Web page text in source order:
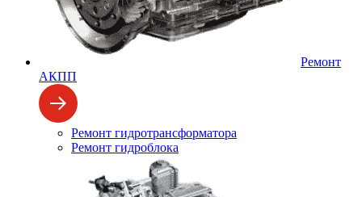
Ремонт
АКПП
Ремонт гидротрансформатора
Ремонт гидроблока